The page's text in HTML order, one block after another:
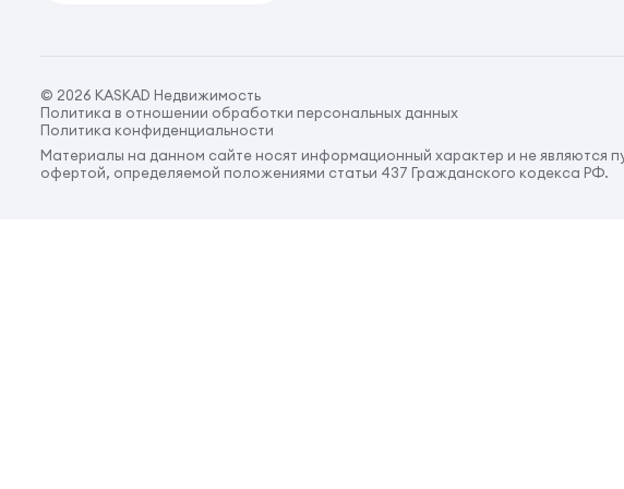
© 2026 KASKAD Недвижимость
Политика в отношении обработки персональных данных
Политика конфиденциальности
Материалы на данном сайте носят информационный характер и не являются
офертой, определяемой положениями статьи 437 Гражданского кодекса РФ.